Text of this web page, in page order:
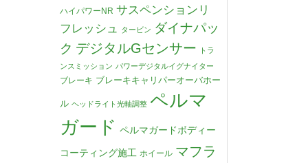
ハイパワーNR サスペンションリ
フレッシュ
タービン ダイナパッ
ク デジタルGセンサー
トラ
ンスミッション パワーデジタルイグナイター
ブレーキ ブレーキキャリパーオーバホー
ル ヘッドライト光軸調整 ペルマ
ガード ペルマガードボディー
コーティング施工 ホイール マフラ